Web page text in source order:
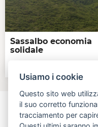
Sassalbo economia
solidale
Usiamo i cookie
Questo sito web
il suo corretto
tracciamento per